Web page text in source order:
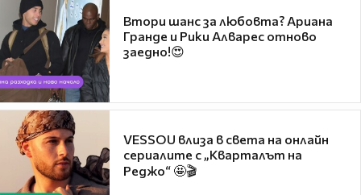
Втори шанс за любовта? Ариана
Гранде и Рики Алварес отново
заедно!😍
VESSOU влиза в света на онлайн
сериалите с „Кварталът на
Реджо“ 🤩🎬